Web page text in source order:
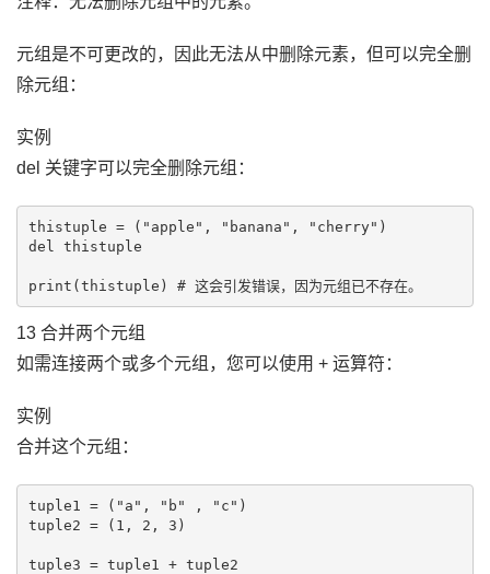
元组是不可更改的，因此无法从中删除元素，但可以完全删
除元组：
实例
del 关键字可以完全删除元组：
thistuple = ("apple", "banana", "cherry")
del thistuple
13 合并两个元组
如需连接两个或多个元组，您可以使用 + 运算符：
实例
合并这个元组：
tuple1 = ("a", "b" , "c")
tuple2 = (1, 2, 3)
tuple3 = tuple1 + tuple2